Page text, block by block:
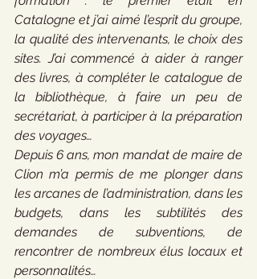
Catalogne et j’ai aimé l’esprit du groupe,
la qualité des intervenants, le choix des
sites. J’ai commencé à aider à ranger
des livres, à compléter le catalogue de
la bibliothèque, à faire un peu de
secrétariat, à participer à la préparation
des voyages…
Depuis 6 ans, mon mandat de maire de
Clion m’a permis de me plonger dans
les arcanes de l’administration, dans les
budgets, dans les subtilités des
demandes de subventions, de
rencontrer de nombreux élus locaux et
personnalités…